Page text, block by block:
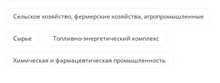
Сельское хозяйство, фермерские хозяйства, агропромышленные
Сырье Топливно-энергетический комплекс
Химическая и фармацевтическая промышленность